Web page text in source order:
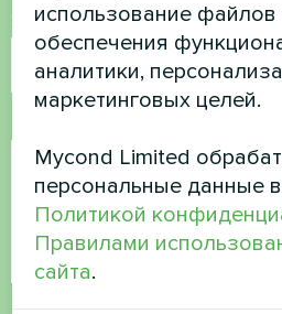
Электронная почта
использование файлов
обеспечения
аналитики,
маркетинговых целей.
Mycond Limited
персональные данные
Политикой
Правилами
сайта.